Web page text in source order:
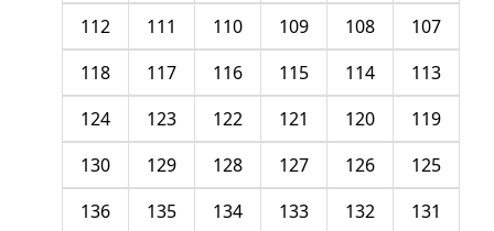
107
108
109
110
111
112
113
114
115
116
117
118
119
120
121
122
123
124
125
126
127
128
129
130
131
132
133
134
135
136